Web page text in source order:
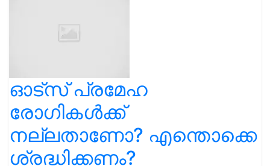
ഓട്സ് പ്രമേഹ
രോഗികൾക്ക്
നല്ലതാണോ? എന്തൊക്കെ
ശ്രദ്ധിക്കണം?